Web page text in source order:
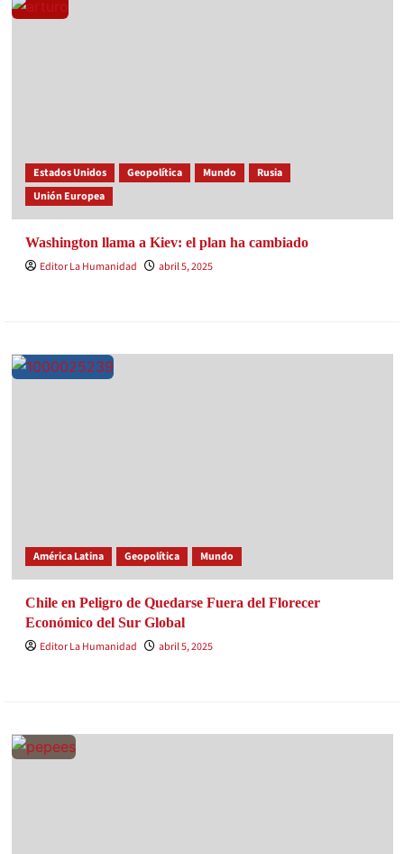
Estados Unidos Geopolítica Mundo
Rusia
Unión Europea
Washington llama a Kiev: el plan ha cambiado
Editor La Humanidad
abril 5, 2025
América Latina Geopolítica Mundo
Chile en Peligro de Quedarse Fuera del Florecer
Económico del Sur Global
Editor La Humanidad
abril 5, 2025